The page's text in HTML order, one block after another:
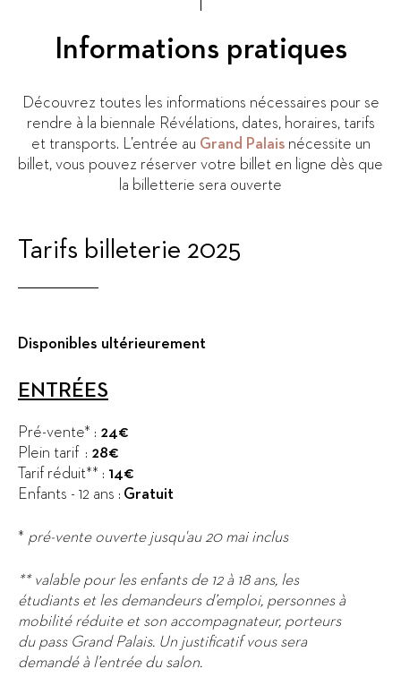
Informations pratiques
Découvrez toutes les informations nécessaires pour se
rendre à la biennale Révélations, dates, horaires, tarifs
et transports. L’entrée au Grand Palais nécessite un
billet, vous pouvez réserver votre billet en ligne dès que
la billetterie sera ouverte
Tarifs billeterie 2025
Disponibles ultérieurement
ENTRÉES
Pré-vente* : 24€
Plein tarif : 28€
Tarif réduit** : 14€
Enfants - 12 ans : Gratuit
* pré-vente ouverte jusqu'au 20 mai inclus
** valable pour les enfants de 12 à 18 ans, les
étudiants et les demandeurs d’emploi, personnes à
mobilité réduite et son accompagnateur, porteurs
du pass Grand Palais. Un justificatif vous sera
demandé à l’entrée du salon.